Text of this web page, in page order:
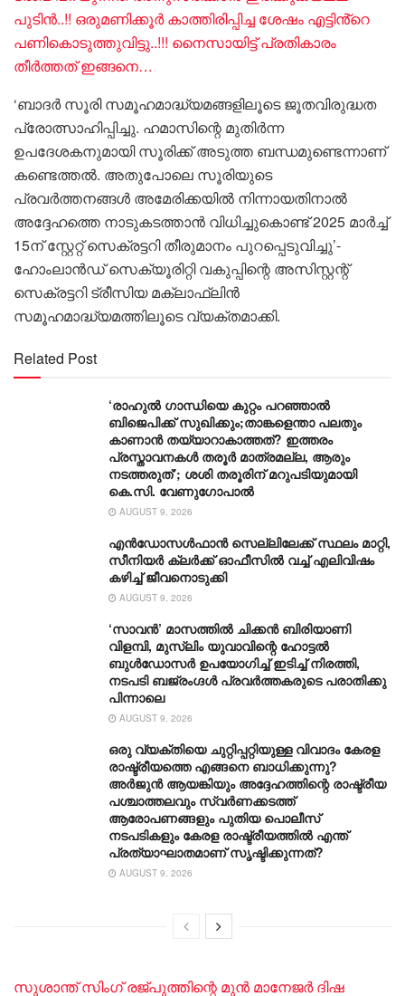
പുടിൻ..!! ഒരുമണിക്കൂർ കാത്തിരിപ്പിച്ച ശേഷം എട്ടിൻ്റെ
പണികൊടുത്തുവിട്ടു..!!! നൈസായിട്ട് പ്രതികാരം
തീർത്തത് ഇങ്ങനെ…
‘ബാദർ സൂരി സമൂഹമാദ്ധ്യമങ്ങളിലൂടെ ജൂതവിരുദ്ധത
പ്രോത്സാഹിപ്പിച്ചു. ഹമാസിന്റെ മുതിർന്ന
ഉപദേശകനുമായി സൂരിക്ക് അടുത്ത ബന്ധമുണ്ടെന്നാണ്
കണ്ടെത്തൽ. അതുപോലെ സൂരിയുടെ
പ്രവർത്തനങ്ങൾ അമേരിക്കയിൽ നിന്നായതിനാൽ
അദ്ദേഹത്തെ നാടുകടത്താൻ വിധിച്ചുകൊണ്ട് 2025 മാർച്ച്
15ന് സ്റ്റേറ്റ് സെക്രട്ടറി തീരുമാനം പുറപ്പെടുവിച്ചു’-
ഹോംലാൻഡ് സെക്യൂരിറ്റി വകുപ്പിന്റെ അസിസ്റ്റന്റ്
സെക്രട്ടറി ട്രീസിയ മക്ലാഫ്ലിൻ
സമൂഹമാദ്ധ്യമത്തിലൂടെ വ്യക്തമാക്കി.
Related Post
‘രാഹുൽ ഗാന്ധിയെ കുറ്റം പറഞ്ഞാൽ
ബിജെപിക്ക് സുഖിക്കും;താങ്കളെന്താ പലതും
കാണാൻ തയ്യാറാകാത്തത്? ഇത്തരം
പ്രസ്താവനകൾ തരൂർ മാത്രമല്ല, ആരും
നടത്തരുത്’; ശശി തരൂരിന് മറുപടിയുമായി
കെ.സി. വേണുഗോപാൽ
AUGUST 9, 2026
എൻഡോസൾഫാൻ സെല്ലിലേക്ക് സ്ഥലം മാറ്റി,
സീനിയർ ക്ലർക്ക് ഓഫീസിൽ വച്ച് എലിവിഷം
കഴിച്ച് ജീവനൊടുക്കി
AUGUST 9, 2026
‘സാവന്‍’ മാസത്തില്‍ ചിക്കന്‍ ബിരിയാണി
വിളമ്പി, മുസ്ലിം യുവാവിന്റെ ഹോട്ടല്‍
ബുൾഡോസർ ഉപയോഗിച്ച് ഇടിച്ച് നിരത്തി,
നടപടി ബജ്‌രംഗ്ദള്‍ പ്രവര്‍ത്തകരുടെ പരാതിക്കു
പിന്നാലെ
AUGUST 9, 2026
ഒരു വ്യക്തിയെ ചുറ്റിപ്പറ്റിയുള്ള വിവാദം കേരള
രാഷ്ട്രീയത്തെ എങ്ങനെ ബാധിക്കുന്നു?
അർജുൻ ആയങ്കിയും അദ്ദേഹത്തിന്റെ രാഷ്ട്രീയ
പശ്ചാത്തലവും സ്വർണക്കടത്ത്
ആരോപണങ്ങളും പുതിയ പൊലീസ്
നടപടികളും കേരള രാഷ്ട്രീയത്തിൽ എന്ത്
പ്രത്യാഘാതമാണ് സൃഷ്ടിക്കുന്നത്?
AUGUST 9, 2026
സുശാന്ത് സിംഗ് രജ്പുത്തിന്റെ മുന്‍ മാനേജര്‍ ദിഷ